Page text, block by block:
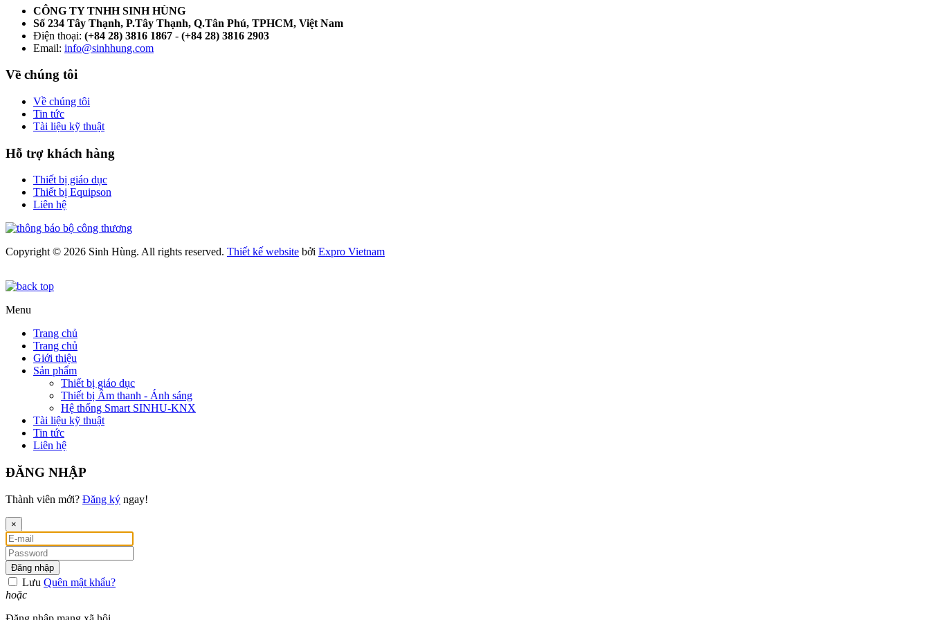
CÔNG TY TNHH SINH HÙNG
Số 234 Tây Thạnh, P.Tây Thạnh, Q.Tân Phú, TPHCM, Việt Nam
Điện thoại: (+84 28) 3816 1867 - (+84 28) 3816 2903
Email: info@sinhhung.com
Về chúng tôi
Về chúng tôi
Tin tức
Tài liệu kỹ thuật
Hỗ trợ khách hàng
Thiết bị giáo dục
Thiết bị Equipson
Liên hệ
Copyright © 2026 Sinh Hùng. All rights reserved. Thiết kế website bởi Expro Vietnam
Menu
Trang chủ
Trang chủ
Giới thiệu
Sản phẩm
Thiết bị giáo dục
Thiết bị Âm thanh - Ánh sáng
Hệ thống Smart SINHU-KNX
Tài liệu kỹ thuật
Tin tức
Liên hệ
ĐĂNG NHẬP
Thành viên mới? Đăng ký ngay!
×
Đăng nhập
Lưu Quên mật khẩu?
hoặc